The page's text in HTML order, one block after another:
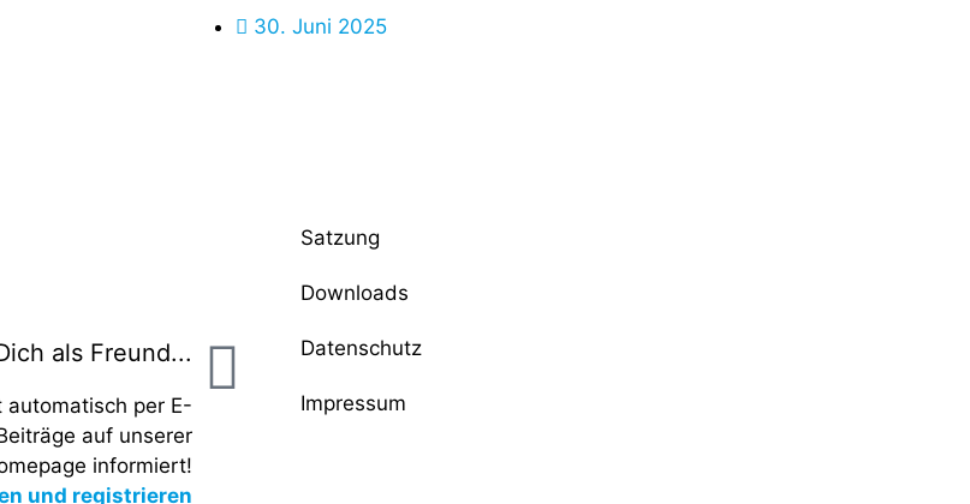
30. Juni 2025
als Freund...
automatisch per E-
auf unserer
informiert!
und registrieren
Satzung
Downloads
Datenschutz
Impressum